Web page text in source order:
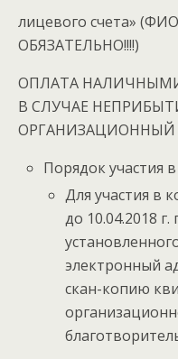
лицевого счета»
ОБЯЗАТЕЛЬНО!!!!)
ОПЛАТА
В СЛУЧАЕ
ОРГАНИЗАЦИОННЫЙ
Порядок участия
Для участия в
до 10.04.2018
электронный
скан-копию